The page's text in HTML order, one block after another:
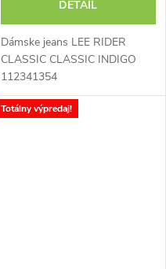
DETAIL
Dámske jeans LEE RIDER
CLASSIC CLASSIC INDIGO
112341354
Totálny výpredaj!